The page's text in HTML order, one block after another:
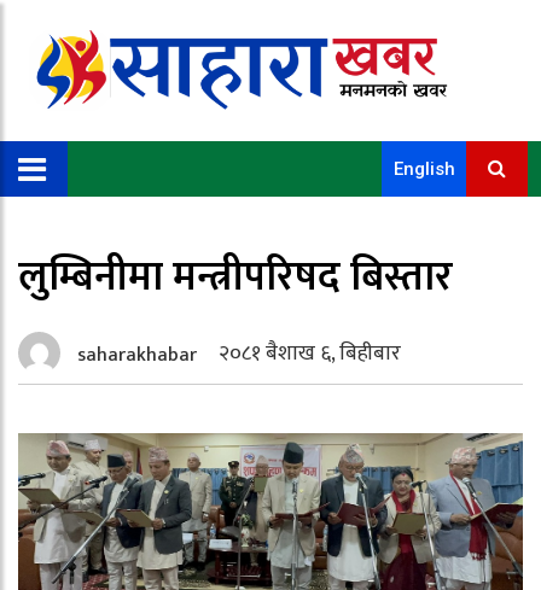
English
लुम्बिनीमा मन्त्रीपरिषद बिस्तार
saharakhabar २०८१ बैशाख ६, बिहीबार